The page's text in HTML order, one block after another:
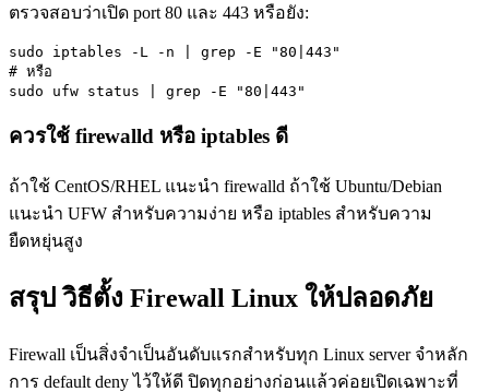
ตรวจสอบว่าเปิด port 80 และ 443 หรือยัง:
sudo iptables -L -n | grep -E "80|443"
# หรือ
sudo ufw status | grep -E "80|443"
ควรใช้ firewalld หรือ iptables ดี
ถ้าใช้ CentOS/RHEL แนะนำ firewalld ถ้าใช้ Ubuntu/Debian
แนะนำ UFW สำหรับความง่าย หรือ iptables สำหรับความ
ยืดหยุ่นสูง
สรุป วิธีตั้ง Firewall Linux ให้ปลอดภัย
Firewall เป็นสิ่งจำเป็นอันดับแรกสำหรับทุก Linux server จำหลัก
การ default deny ไว้ให้ดี ปิดทุกอย่างก่อนแล้วค่อยเปิดเฉพาะที่